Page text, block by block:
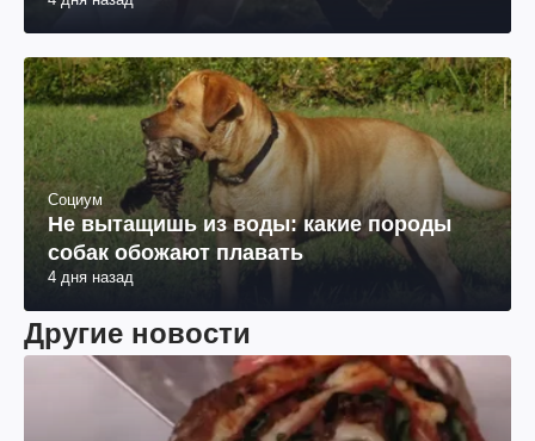
Социум
Не вытащишь из воды: какие породы
собак обожают плавать
4 дня назад
Другие новости